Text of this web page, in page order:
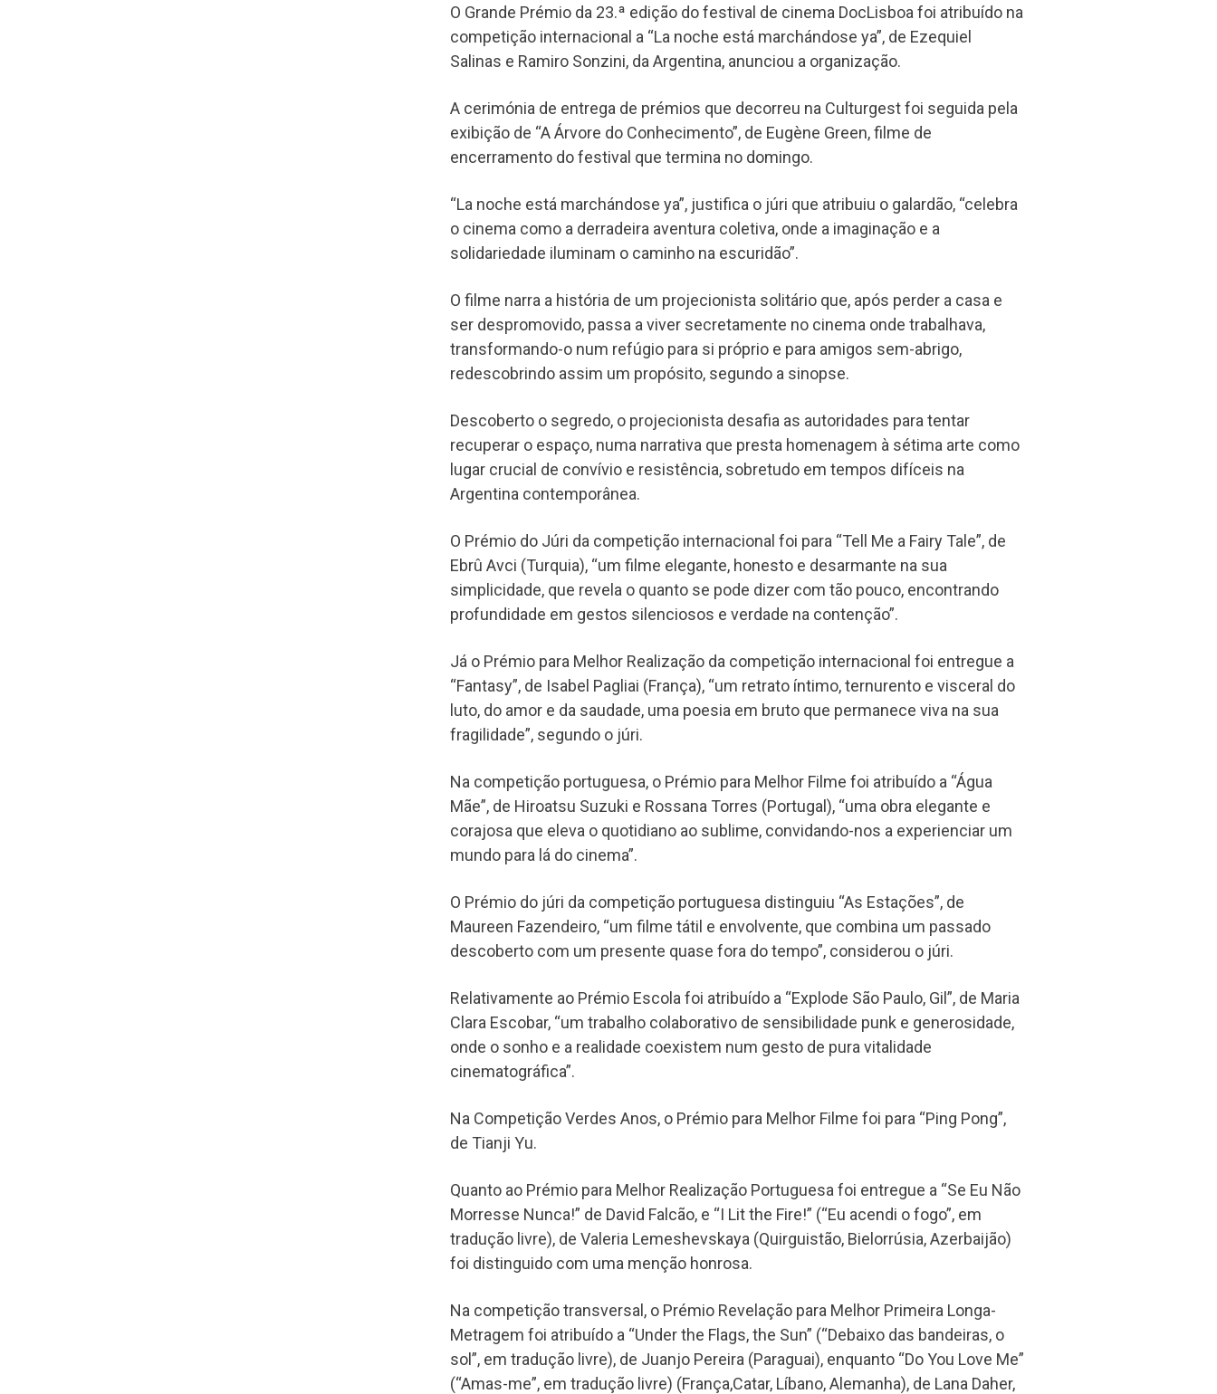
O Grande Prémio da 23.ª edição do festival de cinema DocLisboa foi atribuído na
competição internacional a “La noche está marchándose ya”, de Ezequiel
Salinas e Ramiro Sonzini, da Argentina, anunciou a organização.
A cerimónia de entrega de prémios que decorreu na Culturgest foi seguida pela
exibição de “A Árvore do Conhecimento”, de Eugène Green, filme de
encerramento do festival que termina no domingo.
“La noche está marchándose ya”, justifica o júri que atribuiu o galardão, “celebra
o cinema como a derradeira aventura coletiva, onde a imaginação e a
solidariedade iluminam o caminho na escuridão”.
O filme narra a história de um projecionista solitário que, após perder a casa e
ser despromovido, passa a viver secretamente no cinema onde trabalhava,
transformando-o num refúgio para si próprio e para amigos sem-abrigo,
redescobrindo assim um propósito, segundo a sinopse.
Descoberto o segredo, o projecionista desafia as autoridades para tentar
recuperar o espaço, numa narrativa que presta homenagem à sétima arte como
lugar crucial de convívio e resistência, sobretudo em tempos difíceis na
Argentina contemporânea.
O Prémio do Júri da competição internacional foi para “Tell Me a Fairy Tale”, de
Ebrû Avci (Turquia), “um filme elegante, honesto e desarmante na sua
simplicidade, que revela o quanto se pode dizer com tão pouco, encontrando
profundidade em gestos silenciosos e verdade na contenção”.
Já o Prémio para Melhor Realização da competição internacional foi entregue a
“Fantasy”, de Isabel Pagliai (França), “um retrato íntimo, ternurento e visceral do
luto, do amor e da saudade, uma poesia em bruto que permanece viva na sua
fragilidade”, segundo o júri.
Na competição portuguesa, o Prémio para Melhor Filme foi atribuído a “Água
Mãe”, de Hiroatsu Suzuki e Rossana Torres (Portugal), “uma obra elegante e
corajosa que eleva o quotidiano ao sublime, convidando-nos a experienciar um
mundo para lá do cinema”.
O Prémio do júri da competição portuguesa distinguiu “As Estações”, de
Maureen Fazendeiro, “um filme tátil e envolvente, que combina um passado
descoberto com um presente quase fora do tempo”, considerou o júri.
Relativamente ao Prémio Escola foi atribuído a “Explode São Paulo, Gil”, de Maria
Clara Escobar, “um trabalho colaborativo de sensibilidade punk e generosidade,
onde o sonho e a realidade coexistem num gesto de pura vitalidade
cinematográfica”.
Na Competição Verdes Anos, o Prémio para Melhor Filme foi para “Ping Pong”,
de Tianji Yu.
Quanto ao Prémio para Melhor Realização Portuguesa foi entregue a “Se Eu Não
Morresse Nunca!” de David Falcão, e “I Lit the Fire!” (“Eu acendi o fogo”, em
tradução livre), de Valeria Lemeshevskaya (Quirguistão, Bielorrúsia, Azerbaijão)
foi distinguido com uma menção honrosa.
Na competição transversal, o Prémio Revelação para Melhor Primeira Longa-
Metragem foi atribuído a “Under the Flags, the Sun” (“Debaixo das bandeiras, o
sol”, em tradução livre), de Juanjo Pereira (Paraguai), enquanto “Do You Love Me”
(“Amas-me”, em tradução livre) (França,Catar, Líbano, Alemanha), de Lana Daher,